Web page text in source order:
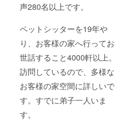
声280名以上です。
ペットシッターを19年や
り、お客様の家へ行ってお
世話すること4000軒以上。
訪問しているので、多様な
お客様の家空間に詳しいで
す。すでに弟子一人いま
す。